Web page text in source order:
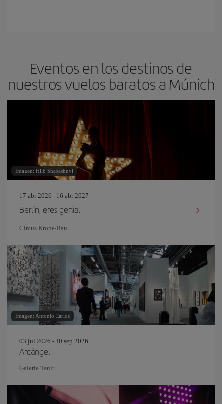
Eventos en los destinos de
nuestros vuelos baratos a Múnich
Imagen: Hlib Shabashnyi
17 abr 2026 - 16 abr 2027
Berlín, eres genial
Circus Krone-Bau
Imagen: Antonio Carlos
03 jul 2026 - 30 sep 2026
Arcángel
Galerie Tanit